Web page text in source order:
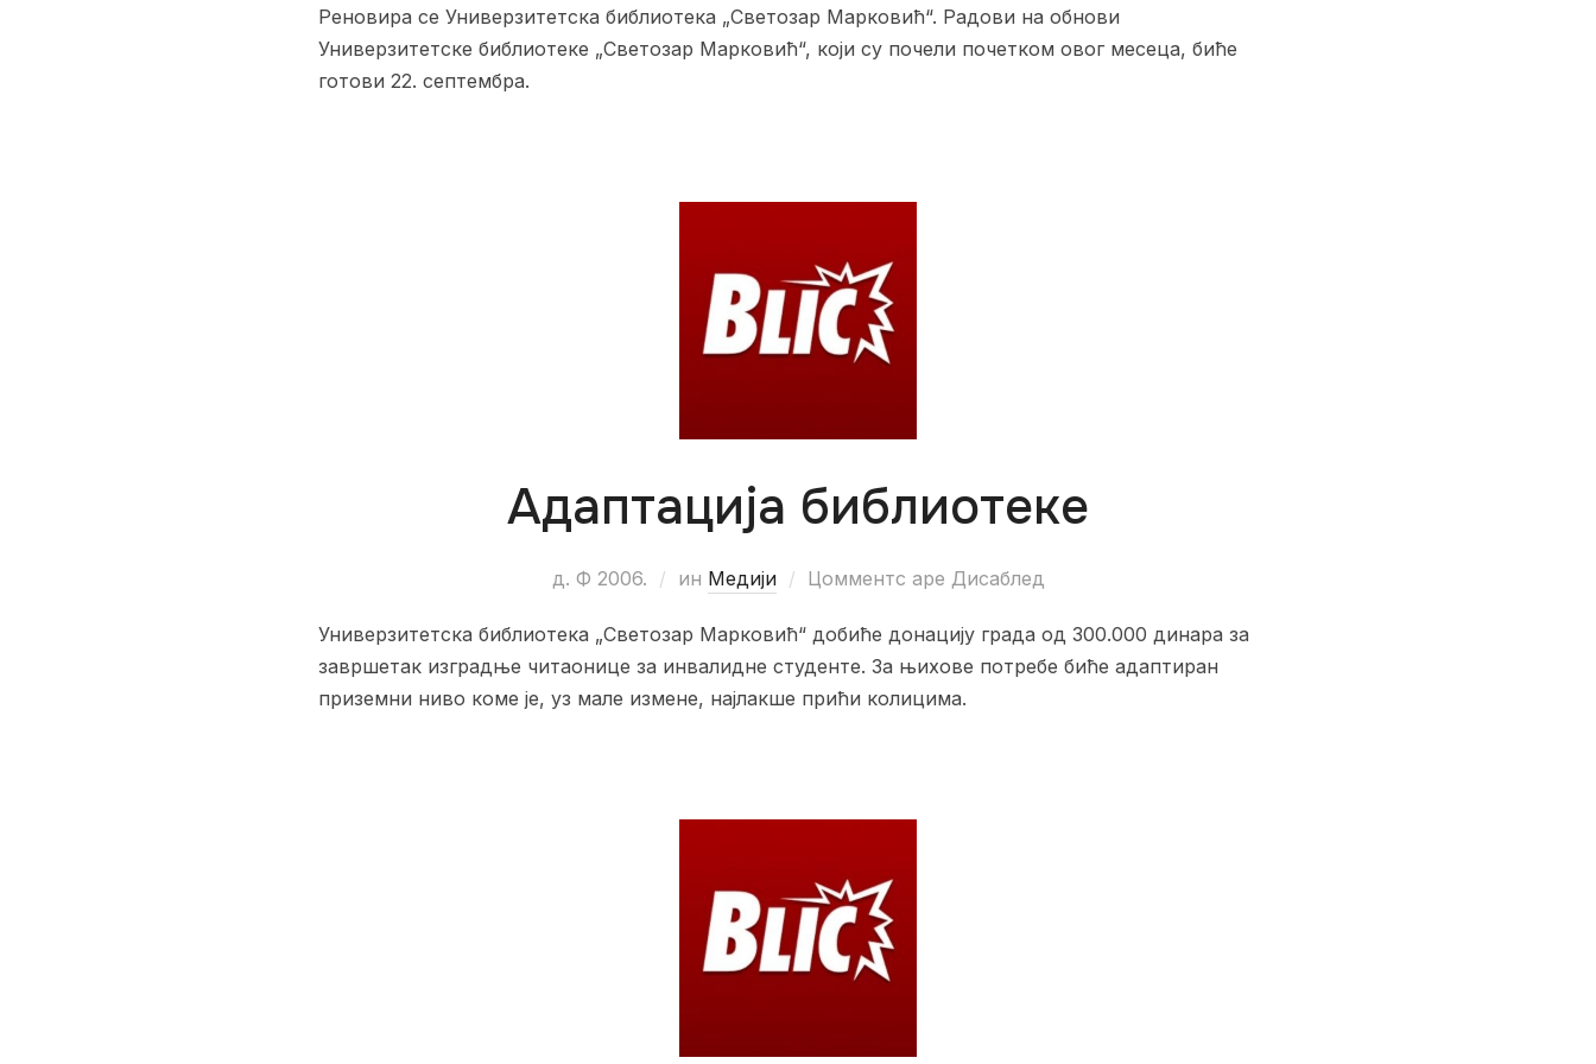
Реновира се Универзитетска библиотека „Светозар Марковић“. Радови на обнови
Универзитетске библиотеке „Светозар Марковић“, који су почели почетком овог месеца, биће
готови 22. септембра.
Адаптација библиотеке
д. Ф 2006. ин Медији Цомментс аре Дисаблед
Универзитетска библиотека „Светозар Марковић“ добиће донацију града од 300.000 динара за
завршетак изградње читаонице за инвалидне студенте. За њихове потребе биће адаптиран
приземни ниво коме је, уз мале измене, најлакше прићи колицима.